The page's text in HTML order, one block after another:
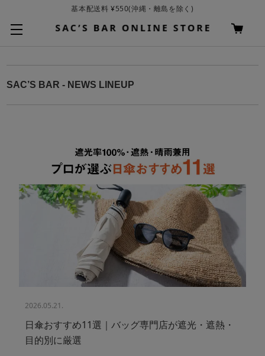
基本配送料 ¥550(沖縄・離島を除く)
SAC’S BAR - NEWS LINEUP
2026.05.21.
日傘おすすめ11選｜バッグ専門店が遮光・遮熱・
目的別に厳選